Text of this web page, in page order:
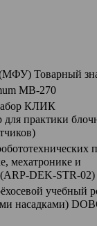
Товарный
MB-270
набор КЛИК
практики
мехатронике и
DEK-STR-02)
учебный
насадками)